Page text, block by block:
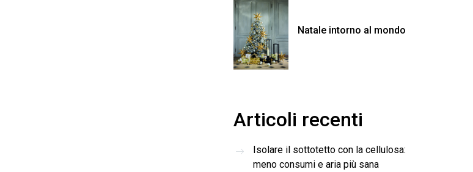
Natale intorno al mondo
Articoli recenti
Isolare il sottotetto con la cellulosa:
meno consumi e aria più sana